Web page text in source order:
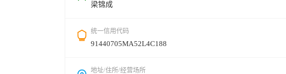
梁锦成
统一信用代码
91440705MA52L4C188
地址/住所/经营场所